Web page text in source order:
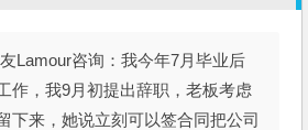
Lamour咨询：我今年7月毕业后
作，我9月初提出辞职，老板考虑
下来，她说立刻可以签合同把公司